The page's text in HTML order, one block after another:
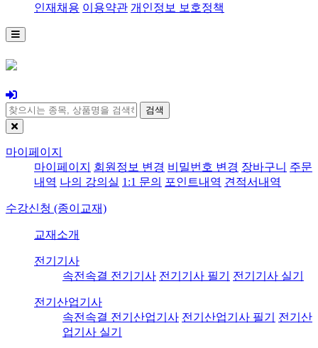
인재채용 이용약관 개인정보 보호정책
검색
마이페이지
마이페이지
회원정보 변경 비밀번호 변경 장바구니 주문
내역 나의 강의실 1:1 문의 포인트내역 견적서내역
수강신청 (종이교재)
교재소개
전기기사
속전속결 전기기사 전기기사 필기 전기기사 실기
전기산업기사
속전속결 전기산업기사 전기산업기사 필기
전기산
업기사 실기